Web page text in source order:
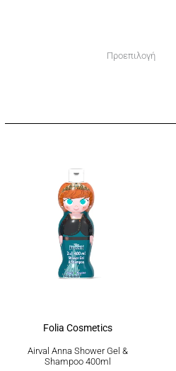
Προεπιλογή
Folia Cosmetics
Airval Anna Shower Gel &
Shampoo 400ml